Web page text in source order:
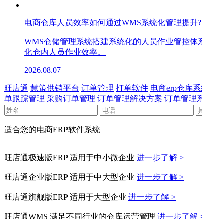
电商仓库人员效率如何通过WMS系统化管理提升?
WMS仓储管理系统搭建系统化的人员作业管控
化仓内人员作业效率。
2026.08.07
旺店通 慧策供销平台 订单管理 打单软件 电商erp仓库
单跟踪管理 采购订单管理 订单管理解决方案 订单管理
适合您的电商ERP软件系统
旺店通极速版ERP 适用于中小微企业 进一步了解 >
旺店通企业版ERP 适用于中大型企业 进一步了解 >
旺店通旗舰版ERP 适用于大型企业 进一步了解 >
旺店通WMS 满足不同行业的仓库运营管理 进一步了解